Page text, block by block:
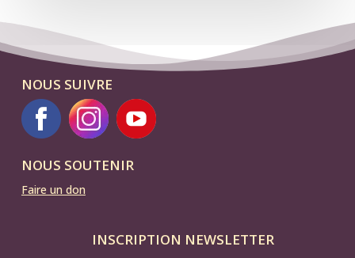
NOUS SUIVRE
NOUS SOUTENIR
Faire un don
INSCRIPTION NEWSLETTER